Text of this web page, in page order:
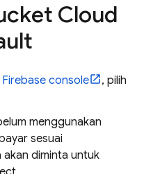
Cloud
Firebase console
, pilih
menggunakan
sesuai
diminta untuk